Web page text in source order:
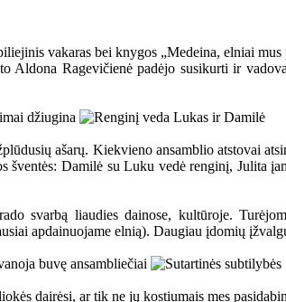
vakaras bei knygos „Medeina, elniai
Ragevičienė padėjo susikurti ir
ašarų. Kiekvieno ansamblio atstovai
Damilė su Luku vedė renginį, Julita
svarbą liaudies dainose, kultūroje.
apdainuojame elnią). Daugiau įdomių
dairėsi, ar tik ne jų kostiumais mes